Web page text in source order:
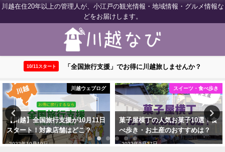
川越在住20年以上の管理人が、小江戸の観光情報・地域情報・グルメ情報な
どをお届けします。
10/11スタート 「全国旅行支援」でお得に川越旅しませんか？
スイーツ・食べ歩き
菓子屋横丁の人気お菓子10選！食
べ歩き・お土産のおすすめは？
2022年9月27日
ランチ・グルメ
【川越のおすすめランチ11選】市
民が実際に食べ歩いて紹介！
2022年9月27日